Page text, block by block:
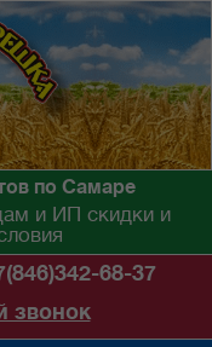
по Самаре
и ИП скидки и
68-37
звонок